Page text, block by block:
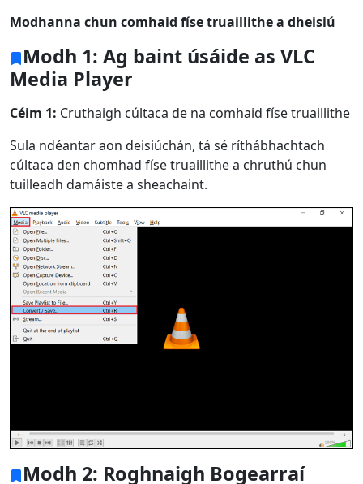
Modhanna chun comhaid físe truaillithe a dheisiú
Modh 1: Ag baint úsáide as VLC
Media Player
Céim 1: Cruthaigh cúltaca de na comhaid físe truaillithe
Sula ndéantar aon deisiúchán, tá sé ríthábhachtach
cúltaca den chomhad físe truaillithe a chruthú chun
tuilleadh damáiste a sheachaint.
Modh 2: Roghnaigh Bogearraí